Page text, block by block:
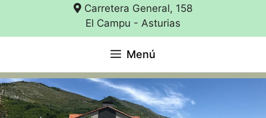
Carretera General, 158
El Campu - Asturias
Menú